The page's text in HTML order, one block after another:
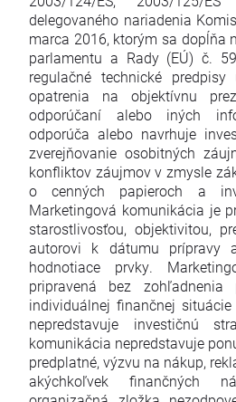
delegovaného nariadenia
marca 2016, ktorým sa dopĺňa
parlamentu a Rady (EÚ) č.
regulačné technické predpisy
opatrenia na objektívnu
odporúčaní alebo iných
odporúča alebo navrhuje
zverejňovanie osobitných
konfliktov záujmov v zmysle
o cenných papieroch a
Marketingová komunikácia je
starostlivosťou, objektivitou,
autorovi k dátumu prípravy
hodnotiace prvky.
pripravená bez
individuálnej finančnej
nepredstavuje investičnú
komunikácia nepredstavuje
predplatné, výzvu na nákup,
akýchkoľvek finančných